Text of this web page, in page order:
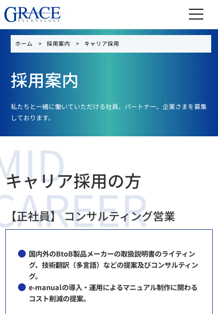
ホーム 採用案内 キャリア採用
採用案内
私たちと一緒に働いていただける社員、パートナー、企業さまを募集
しております。
キャリア採用の方
【正社員】 コンサルティング営業
国内外のBtoB製品メーカーの取扱説明書のライティン
グ、技術翻訳（多言語）などの提案及びコンサルティン
グ。
e-manualの導入・運用によるマニュアル制作に関わる
コスト削減の提案。